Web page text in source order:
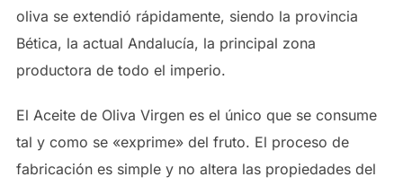
oliva se extendió rápidamente, siendo la provincia
Bética, la actual Andalucía, la principal zona
productora de todo el imperio.
El Aceite de Oliva Virgen es el único que se consume
tal y como se «exprime» del fruto. El proceso de
fabricación es simple y no altera las propiedades del